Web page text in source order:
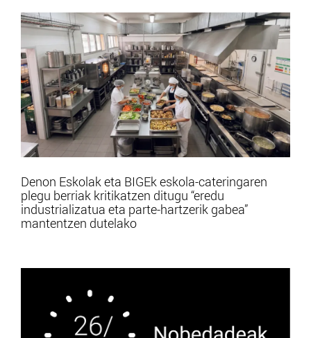
Denon Eskolak eta BIGEk eskola-cateringaren
plegu berriak kritikatzen ditugu “eredu
industrializatua eta parte-hartzerik gabea”
mantentzen dutelako